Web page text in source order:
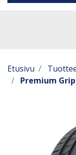
Etusivu
Premium